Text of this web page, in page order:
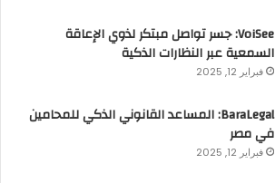
VoiSee: جسر تواصل مبتكر لذوي الإعاقة
السمعية عبر النظارات الذكية
فبراير 12, 2025
BaraLegal: المساعد القانوني الذكي للمحامين
في مصر
فبراير 12, 2025